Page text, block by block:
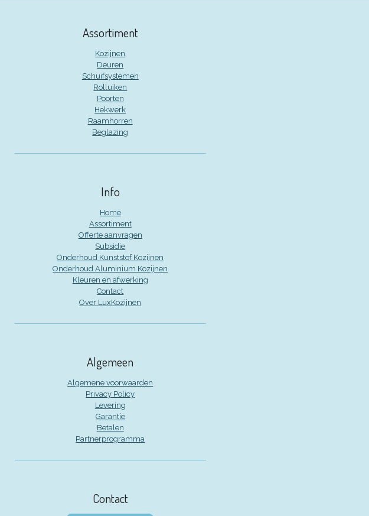
Assortiment
Kozijnen
Deuren
Schuifsystemen
Rolluiken
Poorten
Hekwerk
Raamhorren
Beglazing
Info
Home
Assortiment
Offerte aanvragen
Subsidie
Onderhoud Kunststof Kozijnen
Onderhoud Aluminium Kozijnen
Kleuren en afwerking
Contact
Over LuxKozijnen
Algemeen
Algemene voorwaarden
Privacy Policy
Levering
Garantie
Betalen
Partnerprogramma
Contact